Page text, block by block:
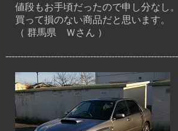
値段もお手頃だったので申し分なし
買って損のない商品だと思います。
（ 群馬県 Ｗさん ）